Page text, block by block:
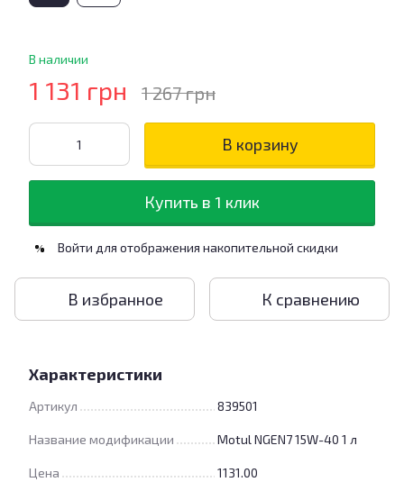
В наличии
1 131 грн 1 267 грн
В корзину
Купить в 1 клик
% Войти для отображения накопительной скидки
В избранное К сравнению
Характеристики
Артикул 839501
Название модификации Motul NGEN7 15W-40 1 л
Цена 1131.00